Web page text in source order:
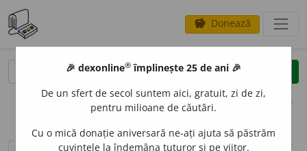
savings Donează
clear
opțiuni
🎉 dexonline® împlinește 25 de ani 🎉
De un sfert de secol suntem aici, gratuit, zi de zi,
pentru milioane de căutări.
Cu o mică donație aniversară ne-ați ajuta să păstrăm
cuvintele la îndemâna tuturor și pe viitor.